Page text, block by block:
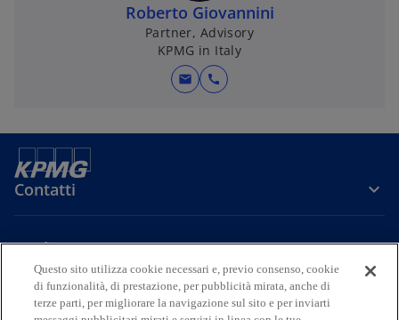
i
e
o
Roberto Giovannini
Partner, Advisory
KPMG in Italy
mail call
Contatti
Media
Company
Questo sito utilizza cookie necessari e, previo consenso, cookie
di funzionalità, di prestazione, per pubblicità mirata, anche di
terze parti, per migliorare la navigazione sul sito e per inviarti